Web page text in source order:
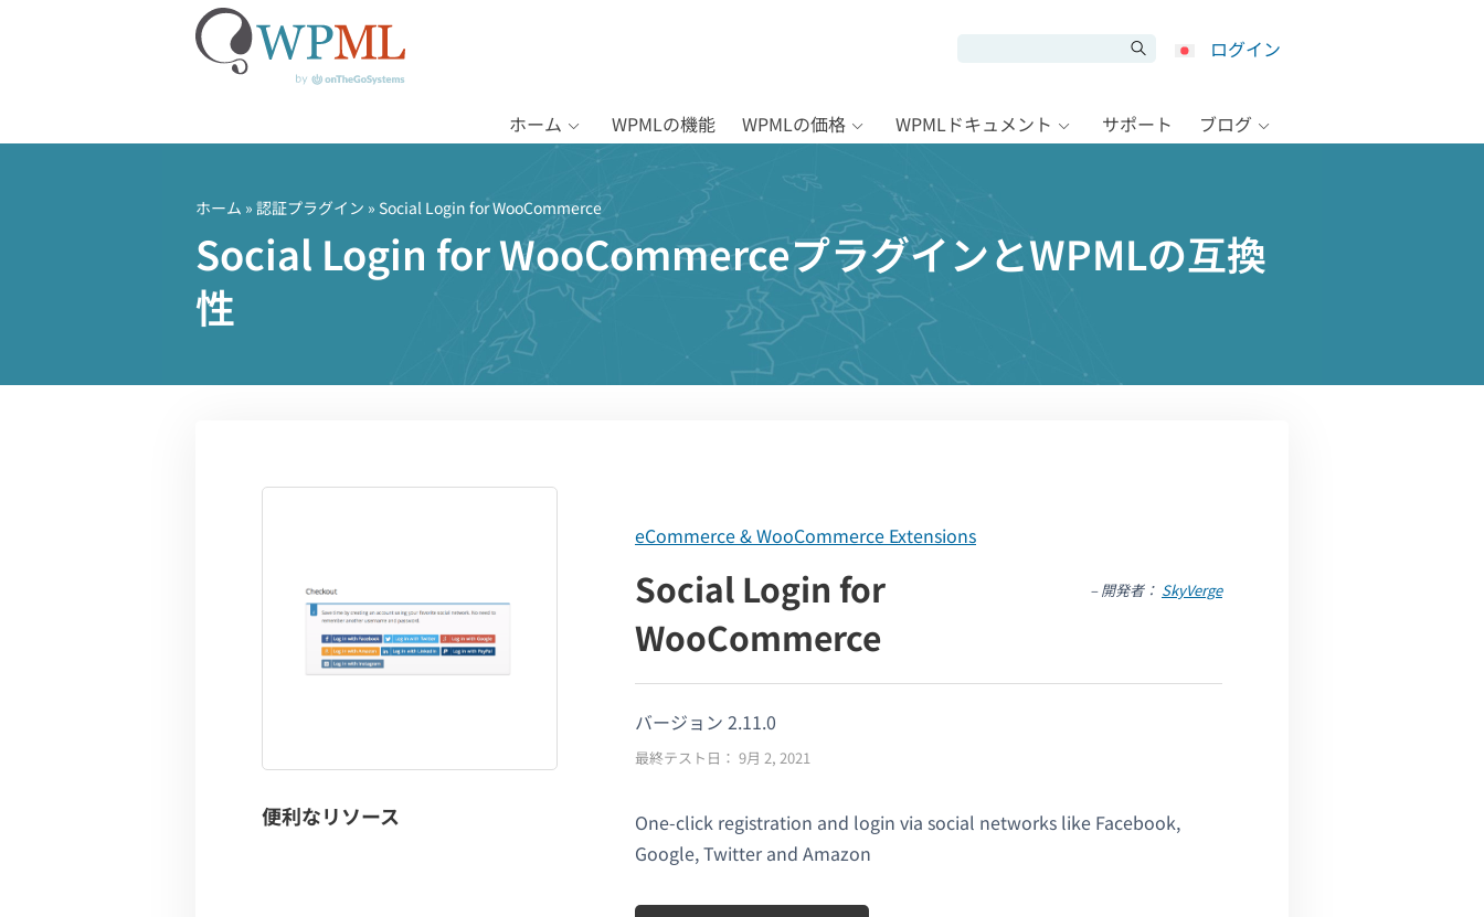
プ
ログイン
ホーム WPMLの機能 WPMLの価格 WPMLドキュメント サポート ブログ
ホーム » 認証プラグイン » Social Login for WooCommerce
Social Login for WooCommerceプラグインとWPMLの互換
性
便利なリソース
eCommerce & WooCommerce Extensions
Social Login for
WooCommerce
– 開発者： SkyVerge
バージョン 2.11.0
最終テスト日： 9月 2, 2021
One-click registration and login via social networks like Facebook,
Google, Twitter and Amazon